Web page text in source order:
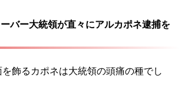
バー大統領が直々にアルカポネ逮捕を
飾るカポネは大統領の頭痛の種でし